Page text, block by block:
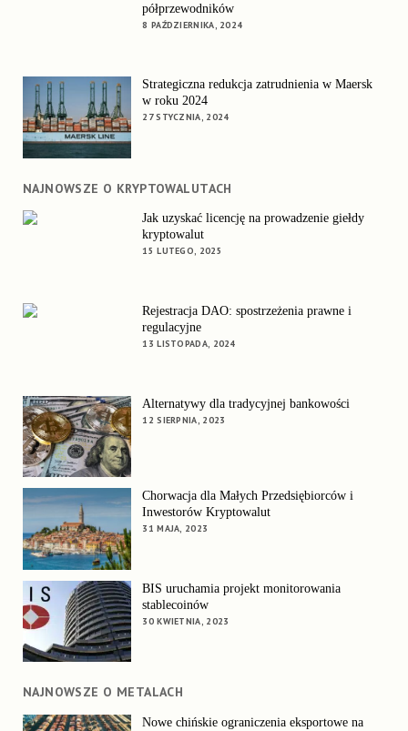
półprzewodników
8 PAŹDZIERNIKA, 2024
Strategiczna redukcja zatrudnienia w Maersk
w roku 2024
27 STYCZNIA, 2024
NAJNOWSZE O KRYPTOWALUTACH
Jak uzyskać licencję na prowadzenie giełdy
kryptowalut
15 LUTEGO, 2025
Rejestracja DAO: spostrzeżenia prawne i
regulacyjne
13 LISTOPADA, 2024
Alternatywy dla tradycyjnej bankowości
12 SIERPNIA, 2023
Chorwacja dla Małych Przedsiębiorców i
Inwestorów Kryptowalut
31 MAJA, 2023
BIS uruchamia projekt monitorowania
stablecoinów
30 KWIETNIA, 2023
NAJNOWSZE O METALACH
Nowe chińskie ograniczenia eksportowe na